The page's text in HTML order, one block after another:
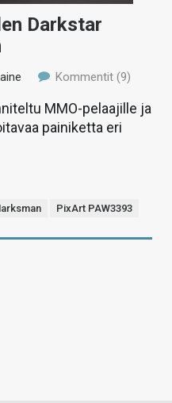
Darkstar
Kommentit (9)
MMO-pelaajille ja
painiketta eri
PixArt PAW3393